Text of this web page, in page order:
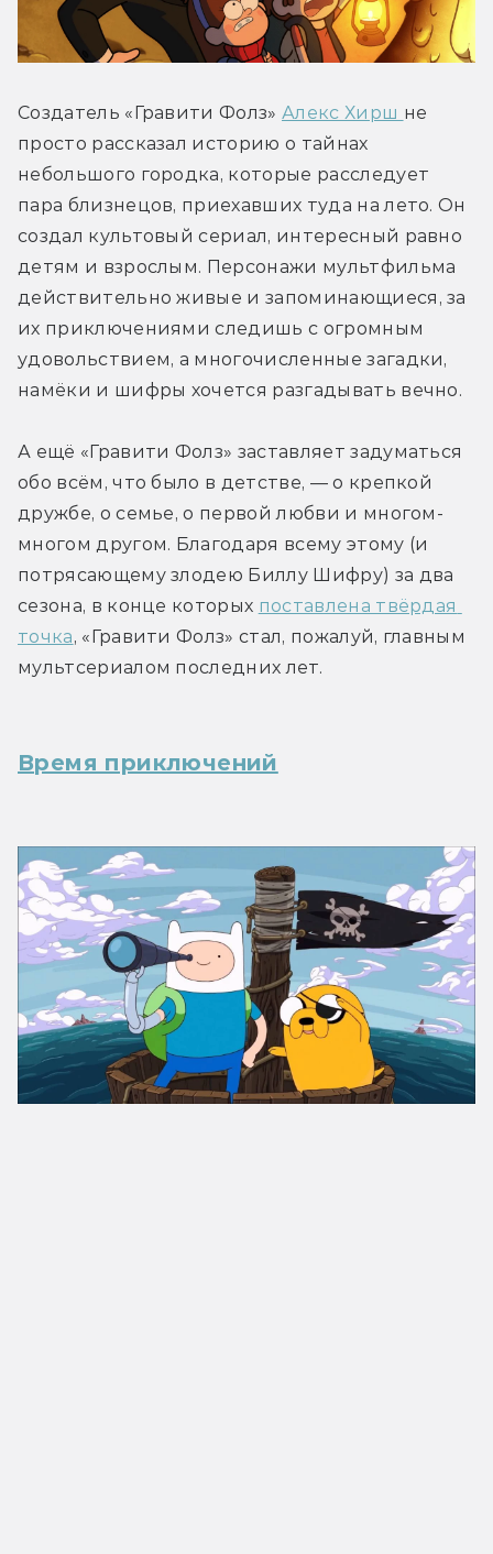
Создатель «Гравити Фолз» Алекс Хирш не
просто рассказал историю о тайнах
небольшого городка, которые расследует
пара близнецов, приехавших туда на лето. Он
создал культовый сериал, интересный равно
детям и взрослым. Персонажи мультфильма
действительно живые и запоминающиеся, за
их приключениями следишь с огромным
удовольствием, а многочисленные загадки,
намёки и шифры хочется разгадывать вечно.
А ещё «Гравити Фолз» заставляет задуматься
обо всём, что было в детстве, — о крепкой
дружбе, о семье, о первой любви и многом-
многом другом. Благодаря всему этому (и
потрясающему злодею Биллу Шифру) за два
сезона, в конце которых поставлена твёрдая
точка, «Гравити Фолз» стал, пожалуй, главным
мультсериалом последних лет.
Время приключений